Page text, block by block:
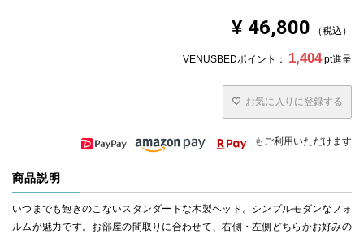
¥ 46,800 税込
VENUSBEDポイント： 1,404 pt進呈
お気に入りに登録する
もご利用いただけます
商品説明
いつまでも飽きのこないスタンダードな木製ベッド。シンプルモダンなフォ
ルムが魅力です。お部屋の間取りに合わせて、右側・左側どちらかお好みの